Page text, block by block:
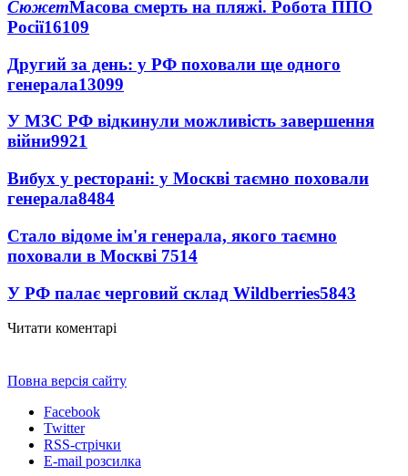
СюжетМасова смерть на пляжі. Робота ППО
Росії16109
Другий за день: у РФ поховали ще одного
генерала13099
У МЗС РФ відкинули можливість завершення
війни9921
Вибух у ресторані: у Москві таємно поховали
генерала8484
Стало відоме ім'я генерала, якого таємно
поховали в Москві 7514
У РФ палає черговий склад Wildberries5843
Читати коментарі
Повна версія сайту
Facebook
Twitter
RSS-стрічки
E-mail розсилка